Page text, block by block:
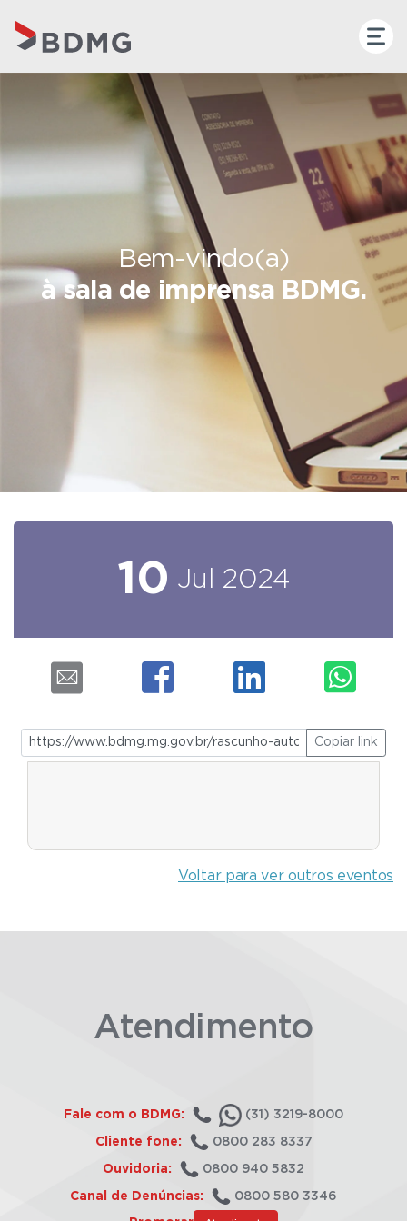
Bem-vindo(a)
à sala de imprensa BDMG.
10 Jul 2024
Copiar link
Voltar para ver outros eventos
Atendimento
Fale com o BDMG: (31) 3219-8000
Cliente fone: 0800 283 8337
Ouvidoria: 0800 940 5832
Canal de Denúncias: 0800 580 3346